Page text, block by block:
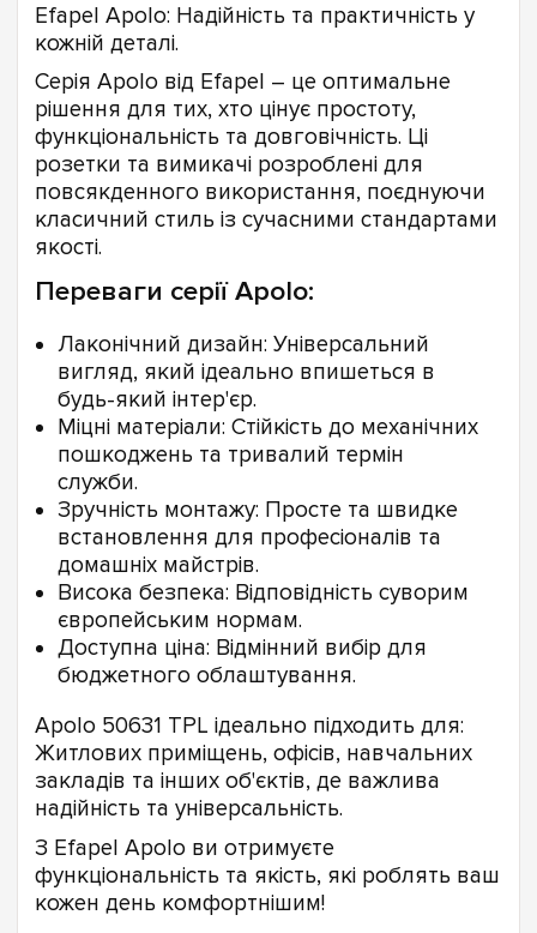
Efapel Apolo: Надійність та практичність у
кожній деталі.
Серія Apolo від Efapel – це оптимальне
рішення для тих, хто цінує простоту,
функціональність та довговічність. Ці
розетки та вимикачі розроблені для
повсякденного використання, поєднуючи
класичний стиль із сучасними стандартами
якості.
Переваги серії Apolo:
Лаконічний дизайн: Універсальний
вигляд, який ідеально впишеться в
будь-який інтер'єр.
Міцні матеріали: Стійкість до механічних
пошкоджень та тривалий термін
служби.
Зручність монтажу: Просте та швидке
встановлення для професіоналів та
домашніх майстрів.
Висока безпека: Відповідність суворим
європейським нормам.
Доступна ціна: Відмінний вибір для
бюджетного облаштування.
Apolo 50631 TPL ідеально підходить для:
Житлових приміщень, офісів, навчальних
закладів та інших об'єктів, де важлива
надійність та універсальність.
З Efapel Apolo ви отримуєте
функціональність та якість, які роблять ваш
кожен день комфортнішим!